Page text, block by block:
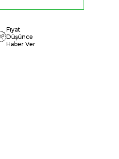
Fiyat
Düşünce
Haber Ver